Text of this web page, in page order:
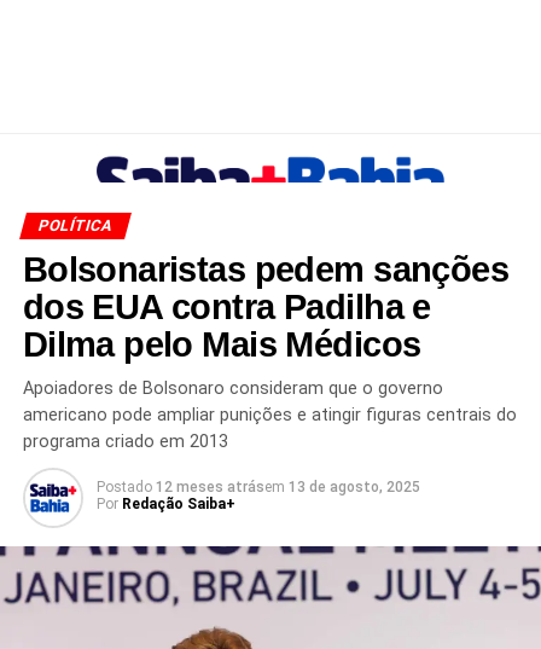
POLÍTICA
Bolsonaristas pedem sanções
dos EUA contra Padilha e
Dilma pelo Mais Médicos
Apoiadores de Bolsonaro consideram que o governo
americano pode ampliar punições e atingir figuras centrais do
programa criado em 2013
Postado 12 meses atrásem 13 de agosto, 2025
Por Redação Saiba+